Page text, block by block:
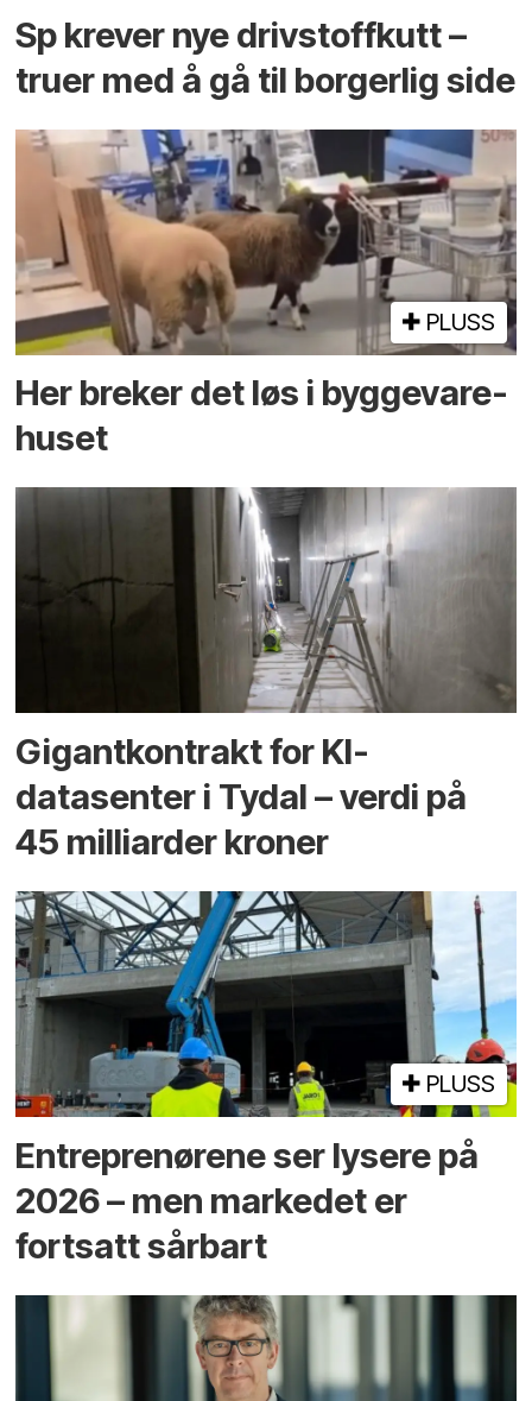
Sp krever nye drivstoffkutt –
truer med å gå til borgerlig side
PLUSS
Her breker det løs i bygge­vare­
huset
Gigantkontrakt for KI-
datasenter i Tydal – verdi på
45 milliarder kroner
PLUSS
Entreprenørene ser lysere på
2026 – men markedet er
fortsatt sårbart